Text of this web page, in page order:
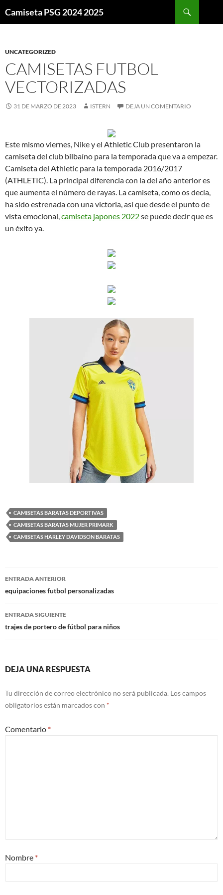
Camiseta PSG 2024 2025
UNCATEGORIZED
CAMISETAS FUTBOL
VECTORIZADAS
31 DE MARZO DE 2023 ISTERN DEJA UN COMENTARIO
Este mismo viernes, Nike y el Athletic Club presentaron la
camiseta del club bilbaíno para la temporada que va a empezar.
Camiseta del Athletic para la temporada 2016/2017
(ATHLETIC). La principal diferencia con la del año anterior es
que aumenta el número de rayas. La camiseta, como os decía,
ha sido estrenada con una victoria, así que desde el punto de
vista emocional,camiseta japones 2022se puede decir que es
un éxito ya.
CAMISETAS BARATAS DEPORTIVAS
CAMISETAS BARATAS MUJER PRIMARK
CAMISETAS HARLEY DAVIDSON BARATAS
Navegación
de
entradas
ENTRADA ANTERIOR
equipaciones futbol personalizadas
ENTRADA SIGUIENTE
trajes de portero de fútbol para niños
DEJA UNA RESPUESTA
Tu dirección de correo electrónico no será publicada. Los campos
obligatorios están marcados con *
Comentario *
Nombre *